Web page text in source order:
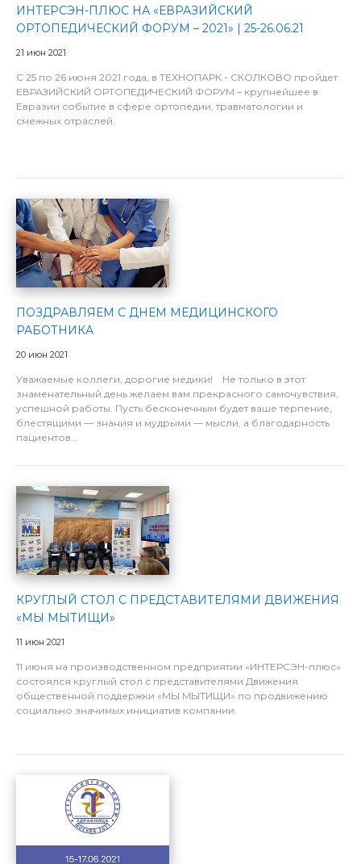
ИНТЕРСЭН-ПЛЮС НА «ЕВРАЗИЙСКИЙ
ОРТОПЕДИЧЕСКИЙ ФОРУМ – 2021» | 25-26.06.21
21 июн 2021
C 25 по 26 июня 2021 года, в ТЕХНОПАРК - СКОЛКОВО пройдет
ЕВРАЗИЙСКИЙ ОРТОПЕДИЧЕСКИЙ ФОРУМ – крупнейшее в
Евразии событие в сфере ортопедии, травматологии и
смежных отраслей.
ПОЗДРАВЛЯЕМ С ДНЕМ МЕДИЦИНСКОГО
РАБОТНИКА
20 июн 2021
Уважаемые коллеги, дорогие медики! Не только в этот
знаменательный день желаем вам прекрасного самочувствия,
успешной работы. Пусть бесконечным будет ваше терпение,
блестящими — знания и мудрыми — мысли, а благодарность
пациентов...
КРУГЛЫЙ СТОЛ С ПРЕДСТАВИТЕЛЯМИ ДВИЖЕНИЯ
«МЫ МЫТИЩИ»
11 июн 2021
11 июня на производственном предприятии «ИНТЕРСЭН-плюс»
состоялся круглый стол с представителями Движения
общественной поддержки «МЫ МЫТИЩИ» по продвижению
социально значимых инициатив компании.